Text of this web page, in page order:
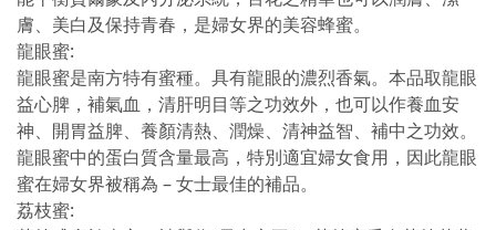
膚、美白及保持青春，是婦女界的美容蜂蜜。
龍眼蜜:
龍眼蜜是南方特有蜜種。具有龍眼的濃烈香氣。本品取龍眼
益心脾，補氣血，清肝明目等之功效外，也可以作養血安
神、開胃益脾、養顏清熱、潤燥、清神益智、補中之功效。
龍眼蜜中的蛋白質含量最高，特別適宜婦女食用，因此龍眼
蜜在婦女界被稱為 – 女士最佳的補品。
荔枝蜜: